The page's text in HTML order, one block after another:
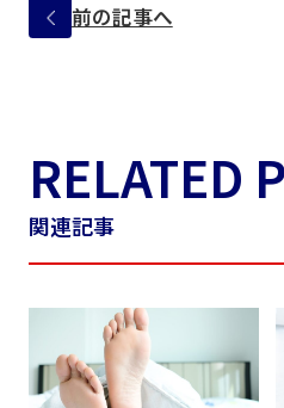
前の記事へ
RELATED
関連記事